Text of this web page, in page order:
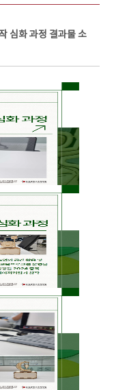
심화 과정 결과물 소